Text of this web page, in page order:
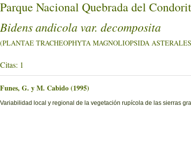
Parque Nacional Quebrada del
Bidens andicola var. decomposita
(PLANTAE TRACHEOPHYTA MAGNOLIOPSIDA ASTERALES
Citas: 1
Funes, G. y M. Cabido (1995)
Variabilidad local y regional de la vegetación rupícola de las sierras